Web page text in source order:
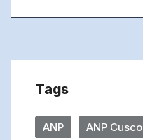
Tags
ANP ANP Cusco